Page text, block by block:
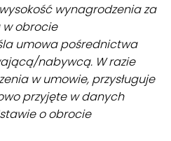
wynagrodzenia za
obrocie
umowa pośrednictwa
nabywcą. W razie
w umowie, przysługuje
przyjęte w danych
o obrocie